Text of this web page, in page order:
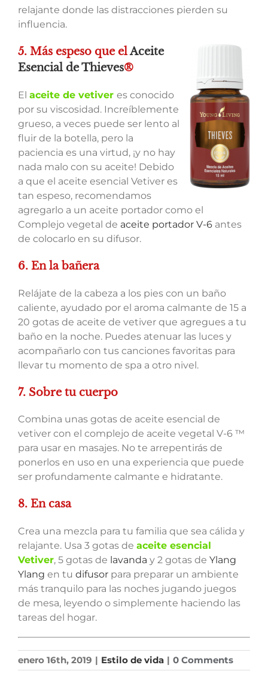
relajante donde las distracciones pierden su
influencia.
5. Más espeso que elAceite
Esencial de Thieves®
El aceite de vetiver es conocido
por su viscosidad. Increíblemente
grueso, a veces puede ser lento al
fluir de la botella, pero la
paciencia es una virtud, ¡y no hay
nada malo con su aceite! Debido
a que el aceite esencial Vetiver es
tan espeso, recomendamos
agregarlo a un aceite portador como el
Complejo vegetal de aceite portador V-6 antes
de colocarlo en su difusor.
6. En la bañera
Relájate de la cabeza a los pies con un baño
caliente, ayudado por el aroma calmante de 15 a
20 gotas de aceite de vetiver que agregues a tu
baño en la noche. Puedes atenuar las luces y
acompañarlo con tus canciones favoritas para
llevar tu momento de spa a otro nivel.
7. Sobre tu cuerpo
Combina unas gotas de aceite esencial de
vetiver con el complejo de aceite vegetal V-6 ™
para usar en masajes. No te arrepentirás de
ponerlos en uso en una experiencia que puede
ser profundamente calmante e hidratante.
8. En casa
Crea una mezcla para tu familia que sea cálida y
relajante. Usa 3 gotas de aceite esencial
Vetiver, 5 gotas de lavanda y 2 gotas de Ylang
Ylang en tu difusor para preparar un ambiente
más tranquilo para las noches jugando juegos
de mesa, leyendo o simplemente haciendo las
tareas del hogar.
enero 16th, 2019 | Estilo de vida | 0 Comments